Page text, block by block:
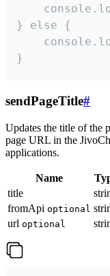
} else {
}
sendPageTitle#
Updates the title of the
page URL in the
applications.
Name
title
fromApi optional
url optional